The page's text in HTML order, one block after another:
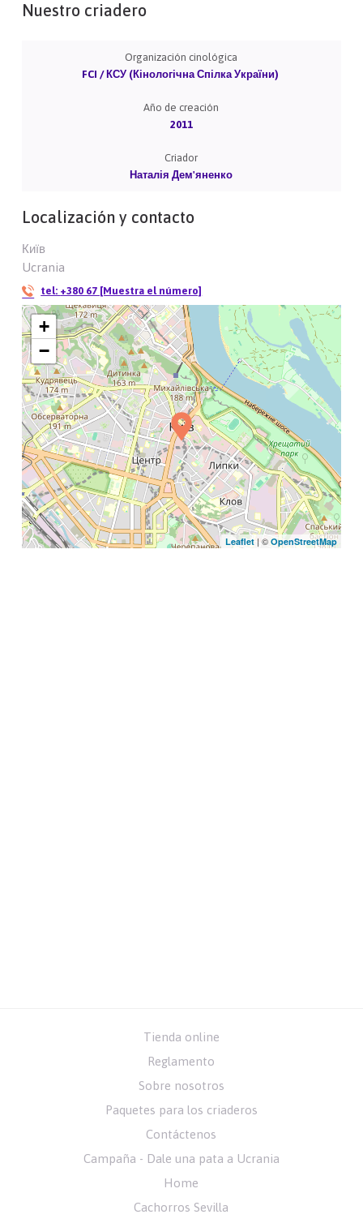
Nuestro criadero
Organización cinológica
FCI / КСУ (Кінологічна Спілка України)
Año de creación
2011
Criador
Наталія Дем'яненко
Localización y contacto
Київ
Ucrania
tel: +380 67 [Muestra el número]
+
−
Leaflet| © OpenStreetMap
Tienda online
Reglamento
Sobre nosotros
Paquetes para los criaderos
Contáctenos
Campaña - Dale una pata a Ucrania
Home
Cachorros Sevilla